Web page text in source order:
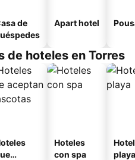
de
Apart hotel
de hoteles en Torres
Hoteles
con spa
playa